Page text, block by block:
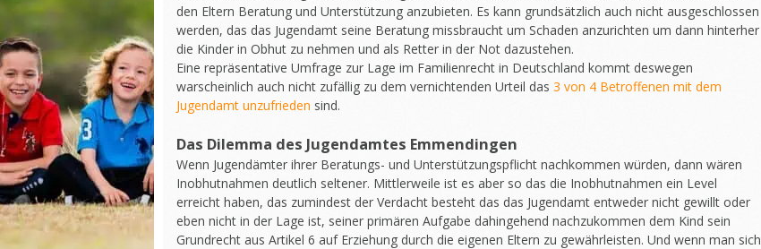
den Eltern Beratung und Unterstützung anzubieten. Es kann grundsätzlich auch nicht ausgeschlossen
werden, das das Jugendamt seine Beratung missbraucht um Schaden anzurichten um dann hinterher
die Kinder in Obhut zu nehmen und als Retter in der Not dazustehen.
Eine repräsentative Umfrage zur Lage im Familienrecht in Deutschland kommt deswegen
warscheinlich auch nicht zufällig zu dem vernichtenden Urteil das 3 von 4 Betroffenen mit dem
Jugendamt unzufrieden sind.
Das Dilemma des Jugendamtes Emmendingen
Wenn Jugendämter ihrer Beratungs- und Unterstützungspflicht nachkommen würden, dann wären
Inobhutnahmen deutlich seltener. Mittlerweile ist es aber so das die Inobhutnahmen ein Level
erreicht haben, das zumindest der Verdacht besteht das das Jugendamt entweder nicht gewillt oder
eben nicht in der Lage ist, seiner primären Aufgabe dahingehend nachzukommen dem Kind sein
Grundrecht aus Artikel 6 auf Erziehung durch die eigenen Eltern zu gewährleisten. Und wenn man sich